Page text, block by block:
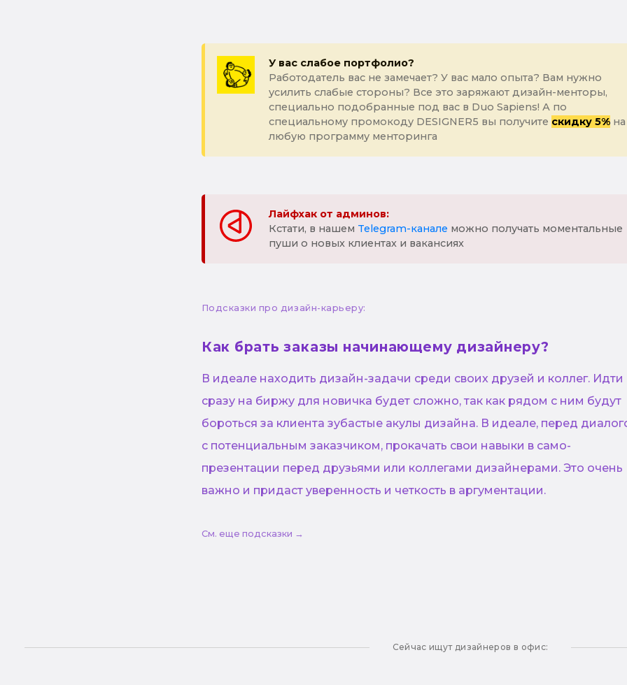
У вас слабое портфолио?
Работодатель вас не замечает? У вас мало опыта? Вам нужно
усилить слабые стороны? Все это заряжают дизайн-менторы,
специально подобранные под вас в Duo Sapiens! А по
специальному промокоду DESIGNER5 вы получите скидку 5%на
любую программу менторинга
Лайфхак от админов:
Кстати, в нашем Telegram-канале можно получать моментальные
пуши о новых клиентах и вакансиях
Подсказки про дизайн-карьеру:
Как брать заказы начинающему дизайнеру?
В идеале находить дизайн-задачи среди своих друзей и коллег. Идти
сразу на биржу для новичка будет сложно, так как рядом с ним будут
бороться за клиента зубастые акулы дизайна. В идеале, перед
с потенциальным заказчиком, прокачать свои навыки в само-
презентации перед друзьями или коллегами дизайнерами. Это очень
важно и придаст уверенность и четкость в аргументации.
См. еще подсказки →
Сейчас ищут дизайнеров в офис: